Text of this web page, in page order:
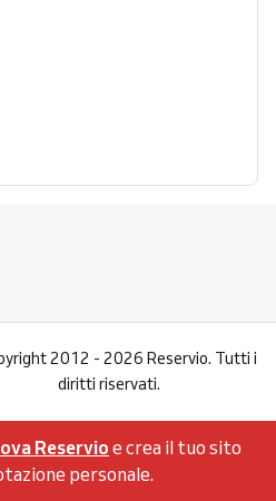
2012 - 2026 Reservio. Tutti i
diritti riservati.
Reservio e crea il tuo sito
personale.